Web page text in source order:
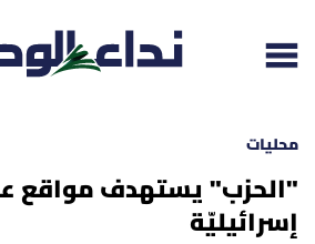
إقرأ الجريدة
محليات
"الحزب" يستهدف مواقع
إسرائيليّة